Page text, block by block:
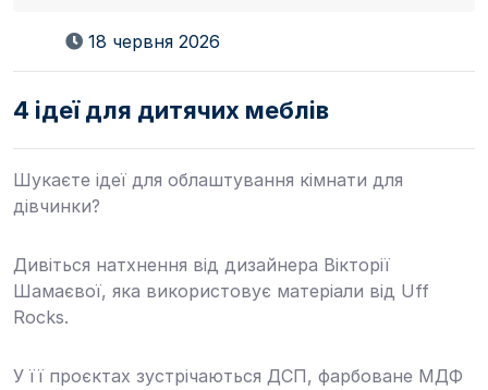
18 червня 2026
4 ідеї для дитячих меблів
Шукаєте ідеї для облаштування кімнати для
дівчинки?
Дивіться натхнення від дизайнера Вікторії
Шамаєвої, яка використовує матеріали від Uff
Rocks.
У її проєктах зустрічаються ДСП, фарбоване МДФ